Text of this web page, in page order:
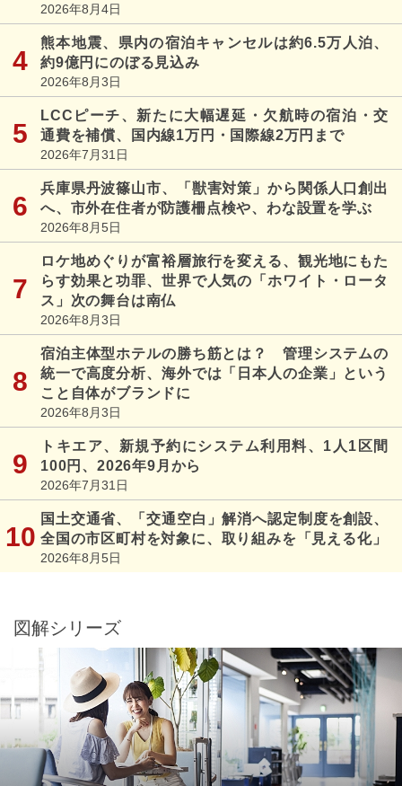
2026年8月4日
熊本地震、県内の宿泊キャンセルは約6.5万人泊、
約9億円にのぼる見込み
2026年8月3日
LCCピーチ、新たに大幅遅延・欠航時の宿泊・交
通費を補償、国内線1万円・国際線2万円まで
2026年7月31日
兵庫県丹波篠山市、「獣害対策」から関係人口創出
へ、市外在住者が防護柵点検や、わな設置を学ぶ
2026年8月5日
ロケ地めぐりが富裕層旅行を変える、観光地にもた
らす効果と功罪、世界で人気の「ホワイト・ロータ
ス」次の舞台は南仏
2026年8月3日
宿泊主体型ホテルの勝ち筋とは？ 管理システムの
統一で高度分析、海外では「日本人の企業」という
こと自体がブランドに
2026年8月3日
トキエア、新規予約にシステム利用料、1人1区間
100円、2026年9月から
2026年7月31日
国土交通省、「交通空白」解消へ認定制度を創設、
全国の市区町村を対象に、取り組みを「見える化」
2026年8月5日
図解シリーズ